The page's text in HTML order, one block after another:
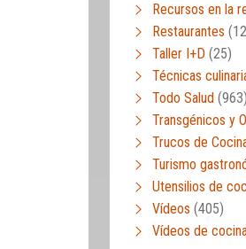
Recursos en la
Restaurantes
Taller I+D (25)
Técnicas
Todo Salud (963)
Transgénicos y
Trucos de
Turismo
Utensilios de
Vídeos (405)
Vídeos de